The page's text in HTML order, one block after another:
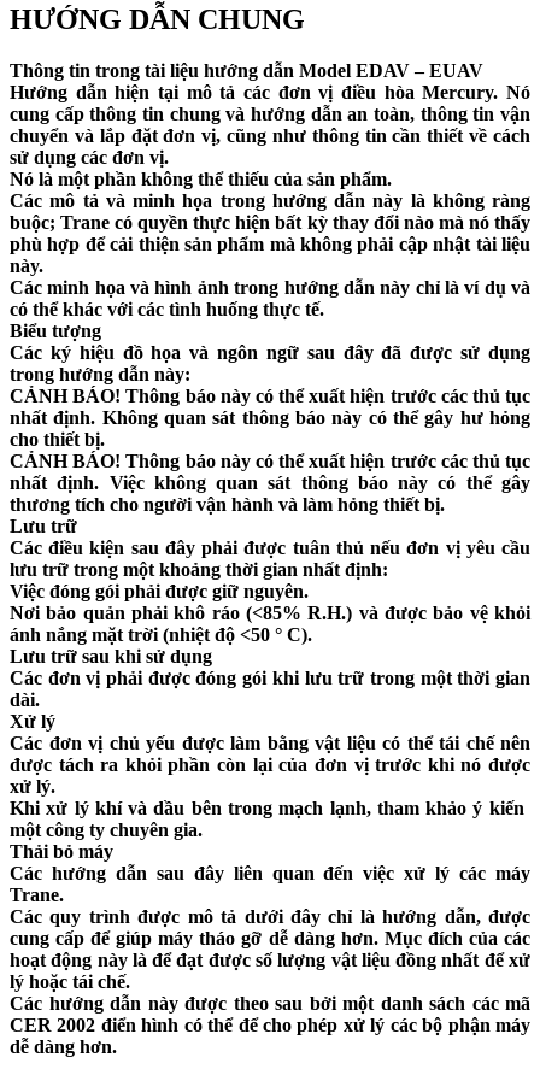
HƯỚNG DẪN CHUNG
Thông tin trong tài liệu hướng dẫn Model EDAV – EUAV
Hướng dẫn hiện tại mô tả các đơn vị điều hòa Mercury. Nó
cung cấp thông tin chung và hướng dẫn an toàn, thông tin vận
chuyển và lắp đặt đơn vị, cũng như thông tin cần thiết về cách
sử dụng các đơn vị.
Nó là một phần không thể thiếu của sản phẩm.
Các mô tả và minh họa trong hướng dẫn này là không ràng
buộc; Trane có quyền thực hiện bất kỳ thay đổi nào mà nó thấy
phù hợp để cải thiện sản phẩm mà không phải cập nhật tài liệu
này.
Các minh họa và hình ảnh trong hướng dẫn này chỉ là ví dụ và
có thể khác với các tình huống thực tế.
Biểu tượng
Các ký hiệu đồ họa và ngôn ngữ sau đây đã được sử dụng
trong hướng dẫn này:
CẢNH BÁO! Thông báo này có thể xuất hiện trước các thủ tục
nhất định. Không quan sát thông báo này có thể gây hư hỏng
cho thiết bị.
CẢNH BÁO! Thông báo này có thể xuất hiện trước các thủ tục
nhất định. Việc không quan sát thông báo này có thể gây
thương tích cho người vận hành và làm hỏng thiết bị.
Lưu trữ
Các điều kiện sau đây phải được tuân thủ nếu đơn vị yêu cầu
lưu trữ trong một khoảng thời gian nhất định:
Việc đóng gói phải được giữ nguyên.
Nơi bảo quản phải khô ráo (<85% R.H.) và được bảo vệ khỏi
ánh nắng mặt trời (nhiệt độ <50 ° C).
Lưu trữ sau khi sử dụng
Các đơn vị phải được đóng gói khi lưu trữ trong một thời gian
dài.
Xử lý
Các đơn vị chủ yếu được làm bằng vật liệu có thể tái chế nên
được tách ra khỏi phần còn lại của đơn vị trước khi nó được
xử lý.
Khi xử lý khí và dầu bên trong mạch lạnh, tham khảo ý kiến ​​
một công ty chuyên gia.
Thải bỏ máy
Các hướng dẫn sau đây liên quan đến việc xử lý các máy
Trane.
Các quy trình được mô tả dưới đây chỉ là hướng dẫn, được
cung cấp để giúp máy tháo gỡ dễ dàng hơn. Mục đích của các
hoạt động này là để đạt được số lượng vật liệu đồng nhất để xử
lý hoặc tái chế.
Các hướng dẫn này được theo sau bởi một danh sách các mã
CER 2002 điển hình có thể để cho phép xử lý các bộ phận máy
dễ dàng hơn.